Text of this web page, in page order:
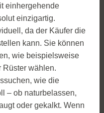
einhergehende
einzigartig.
da der Käufer die
kann. Sie können
wie beispielsweise
Rüster wählen.
wie die
– ob naturbelassen,
oder gekalkt. Wenn